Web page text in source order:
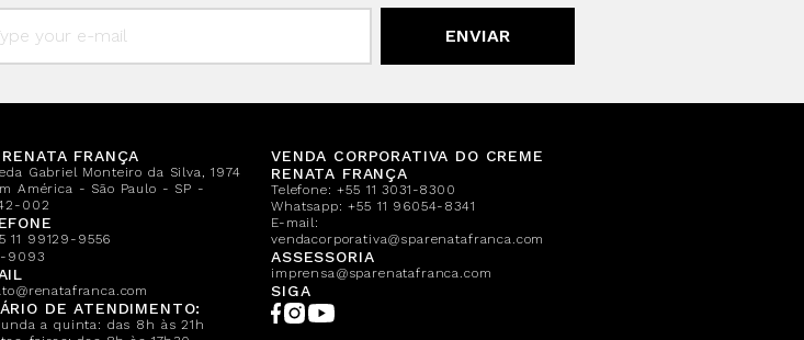
ENVIAR
FRANÇA
Gabriel Monteiro da Silva, 1974
América - São Paulo - SP -
002
11 99129-9556
9093
DE ATENDIMENTO:
a quinta: das 8h às 21h
VENDA CORPORATIVA DO CREME
RENATA FRANÇA
Telefone:+55 11 3031-8300
Whatsapp:+55 11 96054-8341
E-mail:
vendacorporativa@sparenatafranca.com
ASSESSORIA
imprensa@sparenatafranca.com
SIGA